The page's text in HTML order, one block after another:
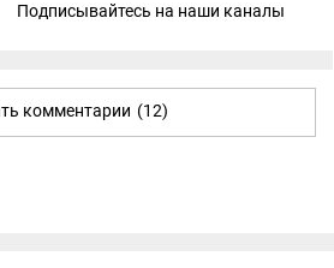
Подписывайтесь на наши каналы
комментарии (12)